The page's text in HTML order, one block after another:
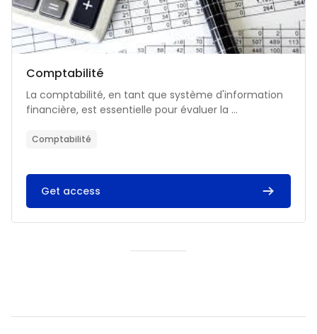
Catégorie de cours
Nom du cours
Comptabilité
Résumé du cours :
La comptabilité, en tant que système d'information
financière, est essentielle pour évaluer la ...
Comptabilité
Get access